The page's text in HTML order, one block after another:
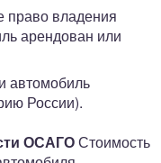
владения
арендован или
автомобиль
России).
ОСАГОСтоимость